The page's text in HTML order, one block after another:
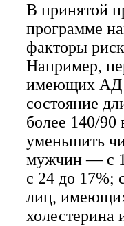
В принятой
программе
факторы
Например,
имеющих АД
состояние
более 140/90
уменьшить
мужчин — с
с 24 до 17%;
лиц,
холестерина